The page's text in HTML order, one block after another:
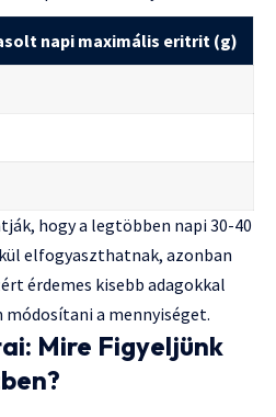
napi maximális eritrit (g)
hogy a legtöbben napi 30-40
elfogyaszthatnak, azonban
érdemes kisebb adagokkal
módosítani a mennyiséget.
Mire Figyeljünk